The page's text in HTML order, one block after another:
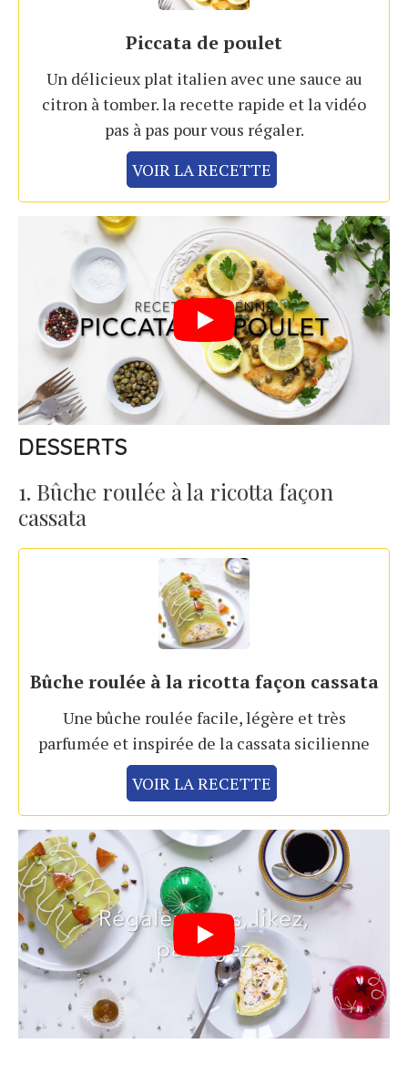
Piccata de poulet
Un délicieux plat italien avec une sauce au
citron à tomber. la recette rapide et la vidéo
pas à pas pour vous régaler.
VOIR LA RECETTE
DESSERTS
1. Bûche roulée à la ricotta façon
cassata
Bûche roulée à la ricotta façon cassata
Une bûche roulée facile, légère et très
parfumée et inspirée de la cassata sicilienne
VOIR LA RECETTE